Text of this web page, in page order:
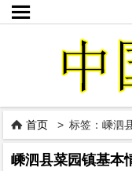

 首页 > 标签：嵊泗
嵊泗县菜园镇基本